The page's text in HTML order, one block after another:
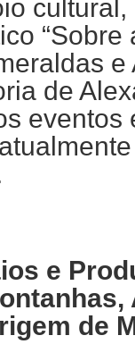
“Sobre
e
de
eventos
e
de